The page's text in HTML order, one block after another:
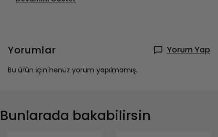
Yorumlar Yorum Yap
Bu ürün için henüz yorum yapılmamış.
Bunlarada bakabilirsin